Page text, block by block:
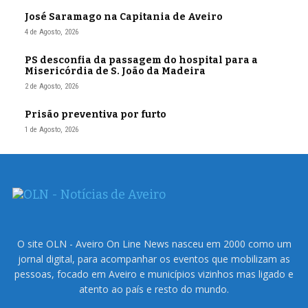
José Saramago na Capitania de Aveiro
4 de Agosto, 2026
PS desconfia da passagem do hospital para a
Misericórdia de S. João da Madeira
2 de Agosto, 2026
Prisão preventiva por furto
1 de Agosto, 2026
O site OLN - Aveiro On Line News nasceu em 2000 como um
jornal digital, para acompanhar os eventos que mobilizam as
pessoas, focado em Aveiro e municípios vizinhos mas ligado e
atento ao país e resto do mundo.